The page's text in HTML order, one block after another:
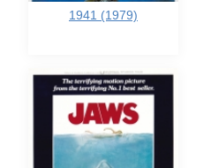
1941 (1979)